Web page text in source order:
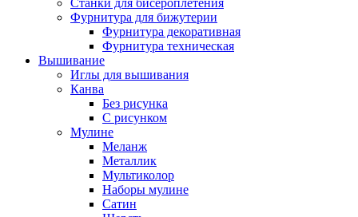
Станки для бисероплетения
Фурнитура для бижутерии
Фурнитура декоративная
Фурнитура техническая
Вышивание
Иглы для вышивания
Канва
Без рисунка
С рисунком
Мулине
Меланж
Металлик
Мультиколор
Наборы мулине
Сатин